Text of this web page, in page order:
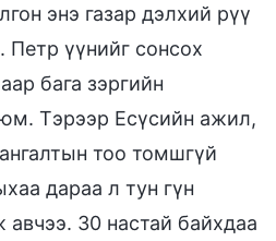
энэ газар дэлхий рүү
Петр үүнийг сонсох
бага зэргийн
Тэрээр Есүсийн ажил,
тоо томшгүй
дараа л тун гүн
авчээ. 30 настай байхдаа